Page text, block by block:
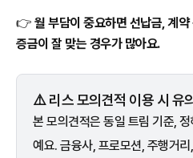
👉 월 부담이 중요하면 선납금, 계
증금이 잘 맞는 경우가 많아요.
⚠️ 리스 모의견적 이용 시 유
본 모의견적은 동일 트림 기준,
예요. 금융사, 프로모션, 주행거